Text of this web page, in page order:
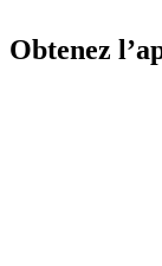
Obtenez